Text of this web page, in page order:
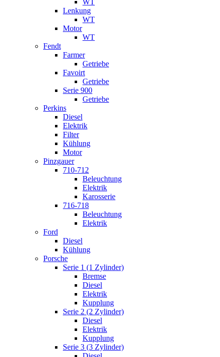
WT
Lenkung
WT
Motor
WT
Fendt
Farmer
Getriebe
Favoirt
Getriebe
Serie 900
Getriebe
Perkins
Diesel
Elektrik
Filter
Kühlung
Motor
Pinzgauer
710-712
Beleuchtung
Elektrik
Karosserie
716-718
Beleuchtung
Elektrik
Ford
Diesel
Kühlung
Porsche
Serie 1 (1 Zylinder)
Bremse
Diesel
Elektrik
Kupplung
Serie 2 (2 Zylinder)
Diesel
Elektrik
Kupplung
Serie 3 (3 Zylinder)